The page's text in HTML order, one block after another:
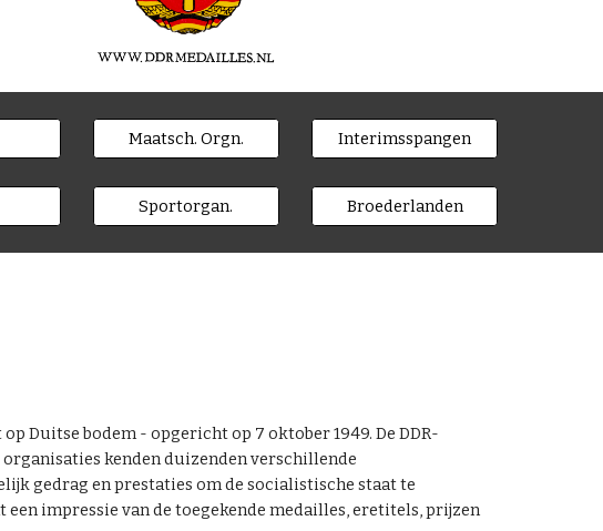
Maatsch. Orgn.
Sportorgan.
Interimsspangen
Broederlanden
Duitse bodem - opgericht op 7 oktober 1949. De DDR-
kenden duizenden verschillende
gedrag en prestaties om de socialistische staat te
impressie van de toegekende medailles, eretitels, prijzen